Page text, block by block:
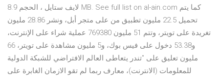
لايف ستايل ، الحجم 8.9 MB. See full list on al-ain.com كما يتم
تحميل 22.5 مليون تطبيق من على متجر أبل، ونشر 28.86 مليون
تغريدة على تويتر، وتتم 51 مليون 769380 عملية شراء على الإنترنت،
و53.38 دخول على فيس بوك، و5 مليون مشاهدة على تويتر، 66
مليون تعليق على "تندر يتعاطى العالم الافتراضي للشبكة الدولية
للمعلومات (الانترنت)، معارف ربما لم تقو الازمان الغابرة على